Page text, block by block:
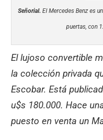
Señorial. El Mercedes Benz es
puertas, con
El lujoso convertible
la colección privada
Escobar. Está
u$s 180.000. Hace
puesto en venta un